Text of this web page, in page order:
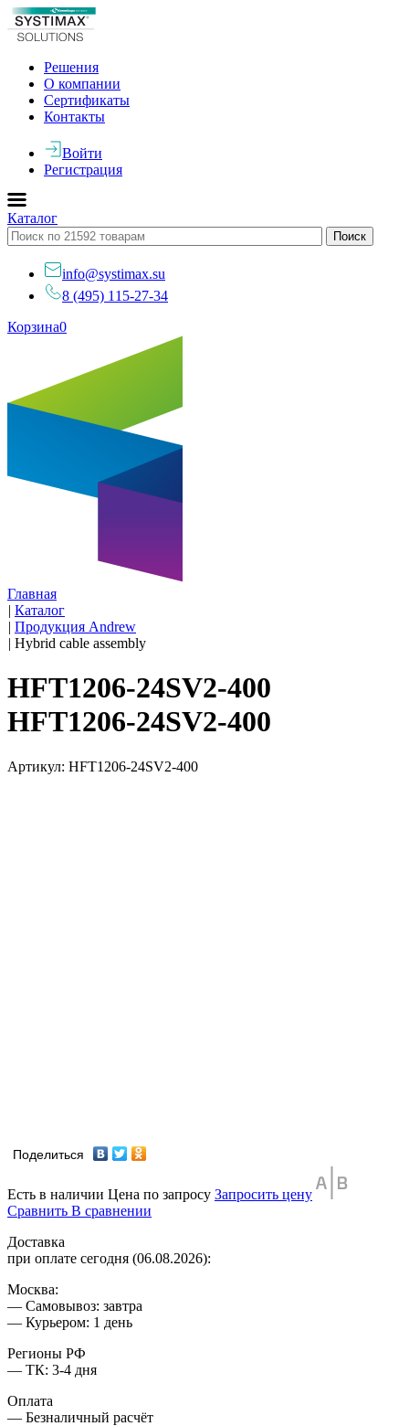
Решения
О компании
Сертификаты
Контакты
Войти
Регистрация
Каталог
info@systimax.su
8 (495) 115-27-34
Корзина0
Главная
| Каталог
| Продукция Andrew
| Hybrid cable assembly
HFT1206-24SV2-400
HFT1206-24SV2-400
Артикул: HFT1206-24SV2-400
Поделиться
Есть в наличии Цена по запросу Запросить цену
Сравнить В сравнении
Доставка
при оплате сегодня (06.08.2026):
Москва:
— Самовывоз: завтра
— Курьером: 1 день
Регионы РФ
— ТК: 3-4 дня
Оплата
— Безналичный расчёт